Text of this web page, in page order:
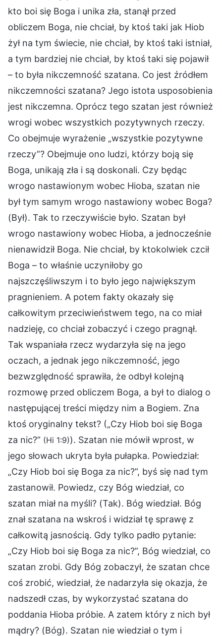
kto boi się Boga i unika zła, stanął przed
obliczem Boga, nie chciał, by ktoś taki jak Hiob
żył na tym świecie, nie chciał, by ktoś taki istniał,
a tym bardziej nie chciał, by ktoś taki się pojawił
– to była nikczemność szatana. Co jest źródłem
nikczemności szatana? Jego istota usposobienia
jest nikczemna. Oprócz tego szatan jest również
wrogi wobec wszystkich pozytywnych rzeczy.
Co obejmuje wyrażenie „wszystkie pozytywne
rzeczy”? Obejmuje ono ludzi, którzy boją się
Boga, unikają zła i są doskonali. Czy będąc
wrogo nastawionym wobec Hioba, szatan nie
był tym samym wrogo nastawiony wobec Boga?
(Był). Tak to rzeczywiście było. Szatan był
wrogo nastawiony wobec Hioba, a jednocześnie
nienawidził Boga. Nie chciał, by ktokolwiek czcił
Boga – to właśnie uczyniłoby go
najszczęśliwszym i to było jego największym
pragnieniem. A potem fakty okazały się
całkowitym przeciwieństwem tego, na co miał
nadzieję, co chciał zobaczyć i czego pragnął.
Tak wspaniała rzecz wydarzyła się na jego
oczach, a jednak jego nikczemność, jego
bezwzględność sprawiła, że odbył kolejną
rozmowę przed obliczem Boga, a był to dialog o
następującej treści między nim a Bogiem. Zna
ktoś oryginalny tekst? („Czy Hiob boi się Boga
za nic?” (Hi 1:9)). Szatan nie mówił wprost, w
jego słowach ukryta była pułapka. Powiedział:
„Czy Hiob boi się Boga za nic?”, byś się nad tym
zastanowił. Powiedz, czy Bóg wiedział, co
szatan miał na myśli? (Tak). Bóg wiedział. Bóg
znał szatana na wskroś i widział tę sprawę z
całkowitą jasnością. Gdy tylko padło pytanie:
„Czy Hiob boi się Boga za nic?”, Bóg wiedział, co
szatan zrobi. Gdy Bóg zobaczył, że szatan chce
coś zrobić, wiedział, że nadarzyła się okazja, że
nadszedł czas, by wykorzystać szatana do
poddania Hioba próbie. A zatem który z nich był
mądry? (Bóg). Szatan nie wiedział o tym i